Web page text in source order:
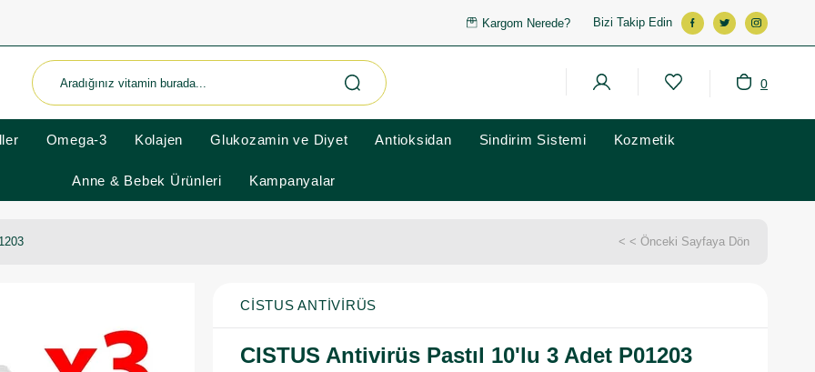
Kargom Nerede? Bizi Takip Edin
0
Omega-3 Kolajen Glukozamin ve Diyet Antioksidan Sindirim Sistemi Kozmetik
Anne & Bebek Ürünleri Kampanyalar
< < Önceki Sayfaya Dön
CISTUS ANTIVIRÜS
CISTUS Antivirüs Pastıl 10'lu 3 Adet P01203